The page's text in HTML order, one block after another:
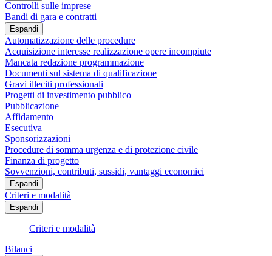
Controlli sulle imprese
Bandi di gara e contratti
Espandi
Automatizzazione delle procedure
Acquisizione interesse realizzazione opere incompiute
Mancata redazione programmazione
Documenti sul sistema di qualificazione
Gravi illeciti professionali
Progetti di investimento pubblico
Pubblicazione
Affidamento
Esecutiva
Sponsorizzazioni
Procedure di somma urgenza e di protezione civile
Finanza di progetto
Sovvenzioni, contributi, sussidi, vantaggi economici
Espandi
Criteri e modalità
Espandi
Criteri e modalità
Bilanci